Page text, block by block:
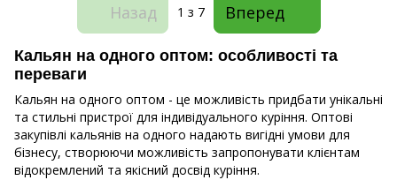
Кальян на одного оптом: особливості та
переваги
Кальян на одного оптом - це можливість придбати унікальні
та стильні пристрої для індивідуального куріння. Оптові
закупівлі кальянів на одного надають вигідні умови для
бізнесу, створюючи можливість запропонувати клієнтам
відокремлений та якісний досвід куріння.
Назад 1 з 7 Вперед